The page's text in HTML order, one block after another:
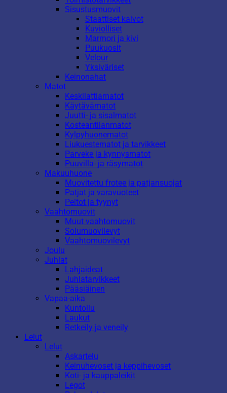
Sisustusmuovit
Staattiset kalvot
Kuviolliset
Marmori ja kivi
Puukuosit
Velour
Yksiväriset
Keinonahat
Matot
Keskilattiamatot
Käytävämatot
Juutti- ja sisalmatot
Kosteantilanmatot
Kylpyhuonematot
Liukuestematot ja tarvikkeet
Parveke ja kynnysmatot
Puuvilla- ja räsymatot
Makuuhuone
Muovitettu frotee ja patjansuojat
Patjat ja varavuoteet
Peitot ja tyynyt
Vaahtomuovit
Muut vaahtomuovit
Solumuovilevyt
Vaahtomuovilevyt
Joulu
Juhlat
Lahjaideat
Juhlatarvikkeet
Pääsiäinen
Vapaa-aika
Kuntoilu
Laukut
Retkeily ja veneily
Lelut
Lelut
Askartelu
Keinuhevoset ja keppihevoset
Koti- ja kauppaleikit
Legot